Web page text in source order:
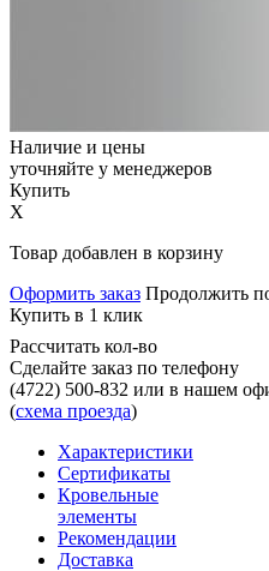
Наличие и цены
уточняйте у менеджеров
Купить
X
Товар добавлен в корзину
Оформить заказ Продолжить
Купить в 1 клик
Рассчитать кол-во
Сделайте заказ по телефону
(4722) 500-832 или в нашем
(схема проезда)
Характеристики
Сертификаты
Кровельные
элементы
Рекомендации
Доставка